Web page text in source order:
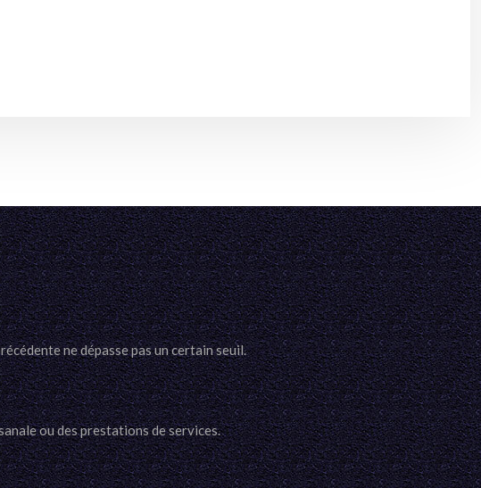
ne dépasse pas un certain seuil.
ou des prestations de services.